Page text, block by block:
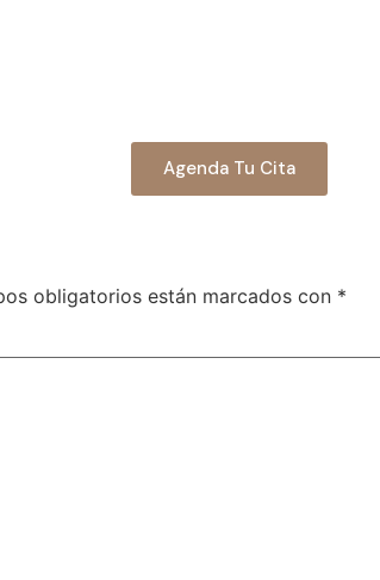
Agenda Tu Cita
obligatorios están marcados con *